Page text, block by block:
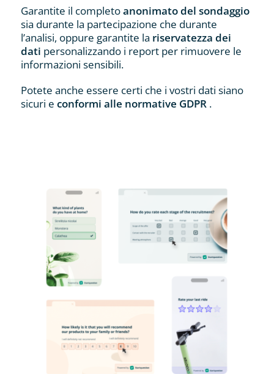
Garantite il completoanonimato del sondaggio
sia durante la partecipazione che durante
l’analisi, oppure garantite la riservatezza dei
dati personalizzando i report per rimuovere le
informazioni sensibili.
Potete anche essere certi che i vostri dati siano
sicuri e conformi alle normative GDPR .